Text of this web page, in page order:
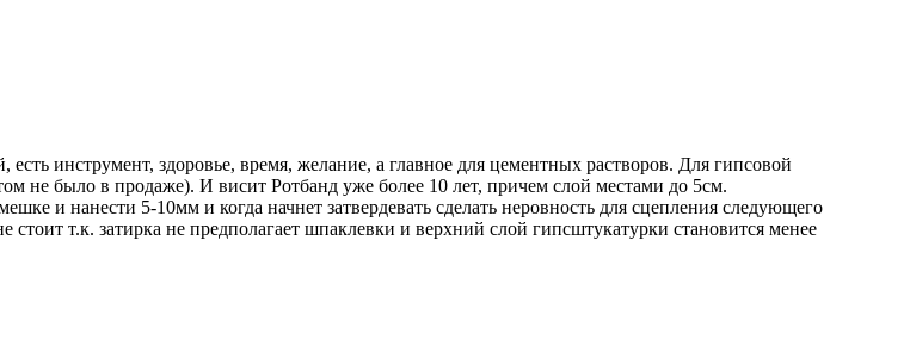
инструмент, здоровье, время, желание, а главное для цементных растворов. Для гипсовой
не было в продаже). И висит Ротбанд уже более 10 лет, причем слой местами до 5см.
и нанести 5-10мм и когда начнет затвердевать сделать неровность для сцепления следующего
стоит т.к. затирка не предполагает шпаклевки и верхний слой гипсштукатурки становится менее